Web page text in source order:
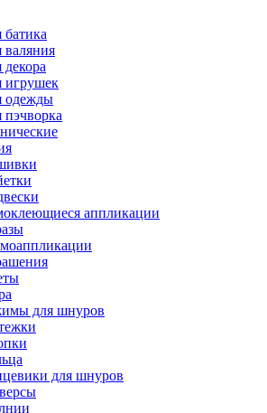
батика
валяния
декора
игрушек
одежды
пэчворка
аппликации
для шнуров
для шнуров